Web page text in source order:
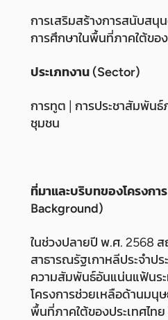
การเสริมสร้างการสนับสนุ
การศึกษาในพื้นที่ภาคใต้ของ
ประเภทงาน (Sector)
การทูต | การประชาสัมพัน
ชุมชน
ที่มาและบริบทของโครงกา
Background)
ในช่วงปลายปี พ.ศ. 2568
สาธารณรัฐเกาหลีประจำปร
ความสัมพันธ์อันแน่นแฟ้นระ
โครงการช่วยเหลือด้านมนุ
พื้นที่ภาคใต้ของประเทศไท